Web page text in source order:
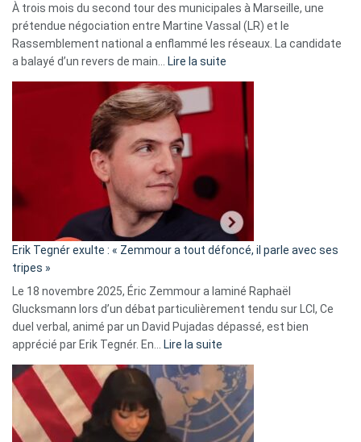
À trois mois du second tour des municipales à Marseille, une
prétendue négociation entre Martine Vassal (LR) et le
Rassemblement national a enflammé les réseaux. La candidate
a balayé d’un revers de main…
Lire la suite
d’alliance
secrète
«
C’est
fake
news
»
Erik Tegnér exulte : « Zemmour a tout défoncé, il parle avec ses
tripes »
Le 18 novembre 2025, Éric Zemmour a laminé Raphaël
Glucksmann lors d’un débat particulièrement tendu sur LCI, Ce
duel verbal, animé par un David Pujadas dépassé, est bien
apprécié par Erik Tegnér. En…
Lire la suite
Tegnér
exulte
« Zemmour